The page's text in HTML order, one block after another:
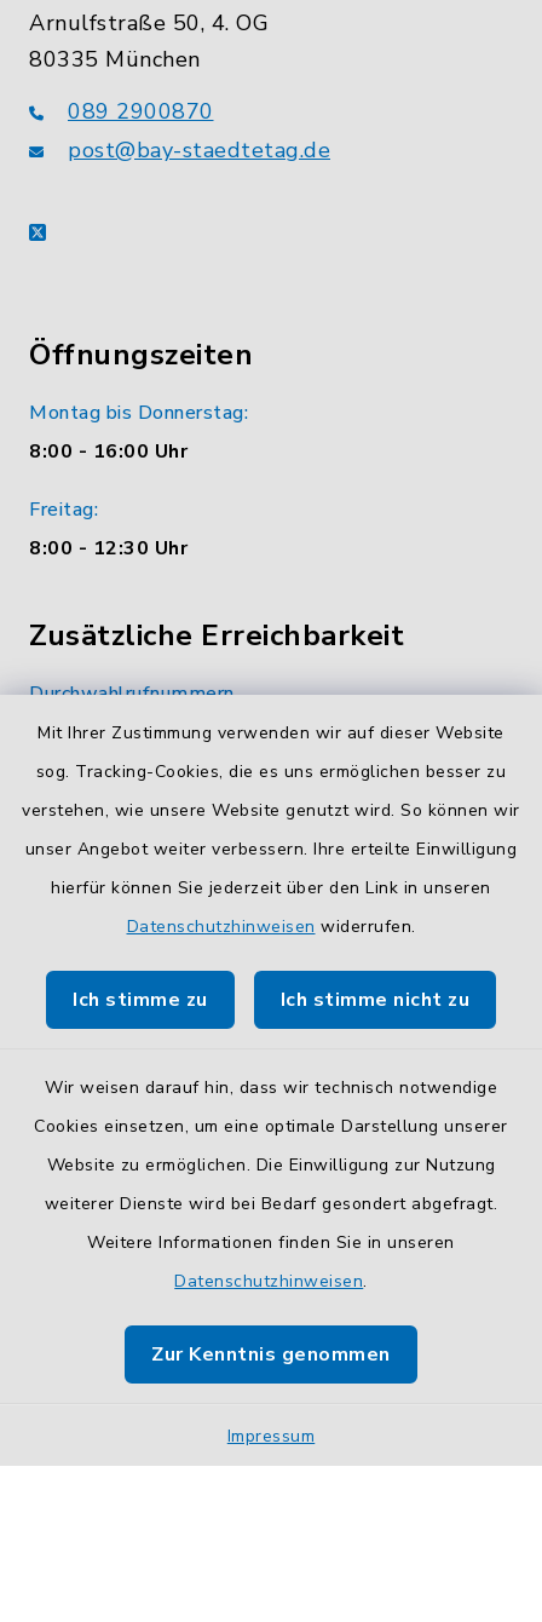
Mit Ihrer Zustimmung verwenden wir auf dieser Website
sog. Tracking-Cookies, die es uns ermöglichen besser zu
verstehen, wie unsere Website genutzt wird. So können wir
unser Angebot weiter verbessern. Ihre erteilte Einwilligung
hierfür können Sie jederzeit über den Link in unseren
Datenschutzhinweisen widerrufen.
Ich stimme zu Ich stimme nicht zu
Wir weisen darauf hin, dass wir technisch notwendige
Cookies einsetzen, um eine optimale Darstellung unserer
Website zu ermöglichen. Die Einwilligung zur Nutzung
weiterer Dienste wird bei Bedarf gesondert abgefragt.
Weitere Informationen finden Sie in unseren
Datenschutzhinweisen.
Zur Kenntnis genommen
Impressum
Arnulfstraße 50, 4. OG
80335 München
089 2900870
post@bay-staedtetag.de
X
Öffnungszeiten
Montag bis Donnerstag:
8:00 - 16:00 Uhr
Freitag:
8:00 - 12:30 Uhr
Zusätzliche Erreichbarkeit
Durchwahlrufnummern
Die Durchwahlrufnummern unserer Mitarbeiterinnen
und Mitarbeiter finden Sie
Kontaktformular
SicheresKontaktformularmit BayernID verwenden.
Route planen
So finden Sie uns.
Barrierefreiheit
Impressum
Sitemap